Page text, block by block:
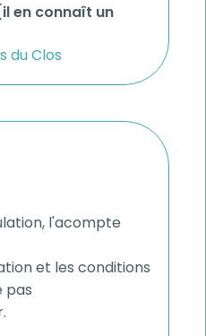
en connaît un
du Clos
l'acompte
et les conditions
pas